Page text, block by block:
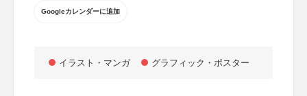
Googleカレンダーに追加
イラスト・マンガ グラフィック・ポスター